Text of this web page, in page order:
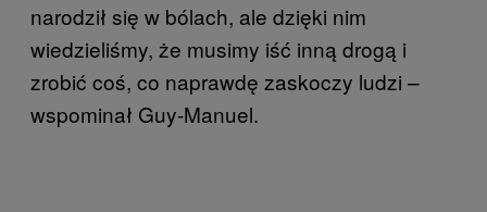
narodził się w bólach, ale dzięki nim
wiedzieliśmy, że musimy iść inną drogą i
zrobić coś, co naprawdę zaskoczy ludzi –
wspominał Guy-Manuel.